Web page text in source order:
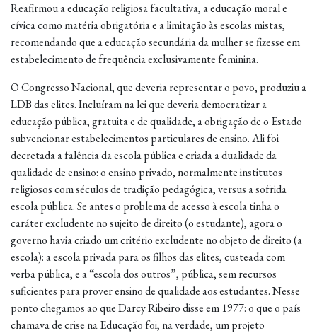
Reafirmou a educação religiosa facultativa, a educação moral e
cívica como matéria obrigatória e a limitação às escolas mistas,
recomendando que a educação secundária da mulher se fizesse em
estabelecimento de frequência exclusivamente feminina.
O Congresso Nacional, que deveria representar o povo, produziu a
LDB das elites. Incluíram na lei que deveria democratizar a
educação pública, gratuita e de qualidade, a obrigação de o Estado
subvencionar estabelecimentos particulares de ensino. Ali foi
decretada a falência da escola pública e criada a dualidade da
qualidade de ensino: o ensino privado, normalmente institutos
religiosos com séculos de tradição pedagógica, versus a sofrida
escola pública. Se antes o problema de acesso à escola tinha o
caráter excludente no sujeito de direito (o estudante), agora o
governo havia criado um critério excludente no objeto de direito (a
escola): a escola privada para os filhos das elites, custeada com
verba pública, e a “escola dos outros”, pública, sem recursos
suficientes para prover ensino de qualidade aos estudantes. Nesse
ponto chegamos ao que Darcy Ribeiro disse em 1977: o que o país
chamava de crise na Educação foi, na verdade, um projeto